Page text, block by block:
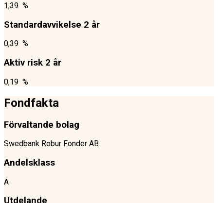
1,39 %
Standardavvikelse 2 år
0,39 %
Aktiv risk 2 år
0,19 %
Fondfakta
Förvaltande bolag
Swedbank Robur Fonder AB
Andelsklass
A
Utdelande